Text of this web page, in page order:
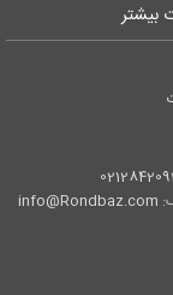
بیشتر
info@Rondbaz.com